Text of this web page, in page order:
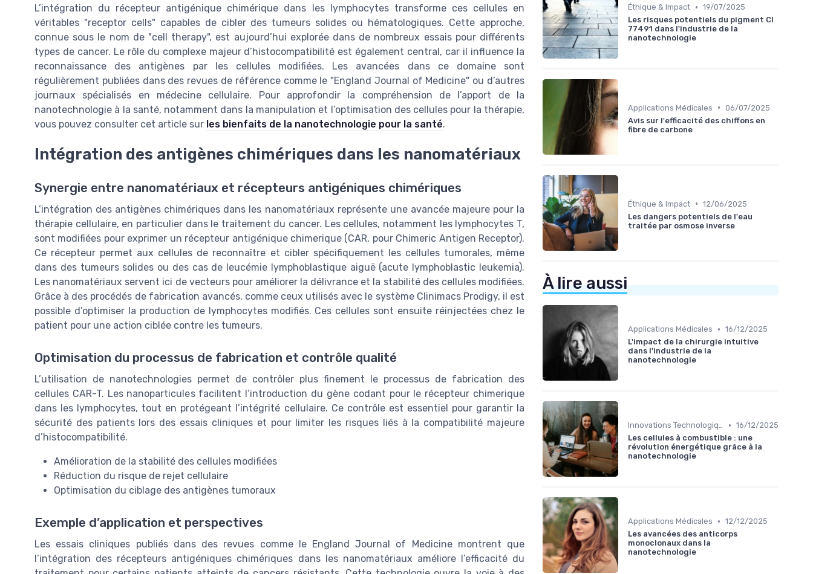
L’intégration du récepteur antigénique chimérique dans les lymphocytes transforme ces cellules en
véritables "receptor cells" capables de cibler des tumeurs solides ou hématologiques. Cette approche,
connue sous le nom de "cell therapy", est aujourd’hui explorée dans de nombreux essais pour différents
types de cancer. Le rôle du complexe majeur d’histocompatibilité est également central, car il influence la
reconnaissance des antigènes par les cellules modifiées. Les avancées dans ce domaine sont
régulièrement publiées dans des revues de référence comme le "England Journal of Medicine" ou d’autres
journaux spécialisés en médecine cellulaire. Pour approfondir la compréhension de l’apport de la
nanotechnologie à la santé, notamment dans la manipulation et l’optimisation des cellules pour la thérapie,
vous pouvez consulter cet article sur les bienfaits de la nanotechnologie pour la santé.
Intégration des antigènes chimériques dans les nanomatériaux
Synergie entre nanomatériaux et récepteurs antigéniques chimériques
L’intégration des antigènes chimériques dans les nanomatériaux représente une avancée majeure pour la
thérapie cellulaire, en particulier dans le traitement du cancer. Les cellules, notamment les lymphocytes T,
sont modifiées pour exprimer un récepteur antigénique chimerique (CAR, pour Chimeric Antigen Receptor).
Ce récepteur permet aux cellules de reconnaître et cibler spécifiquement les cellules tumorales, même
dans des tumeurs solides ou des cas de leucémie lymphoblastique aiguë (acute lymphoblastic leukemia).
Les nanomatériaux servent ici de vecteurs pour améliorer la délivrance et la stabilité des cellules modifiées.
Grâce à des procédés de fabrication avancés, comme ceux utilisés avec le système Clinimacs Prodigy, il est
possible d’optimiser la production de lymphocytes modifiés. Ces cellules sont ensuite réinjectées chez le
patient pour une action ciblée contre les tumeurs.
Optimisation du processus de fabrication et contrôle qualité
L’utilisation de nanotechnologies permet de contrôler plus finement le processus de fabrication des
cellules CAR-T. Les nanoparticules facilitent l’introduction du gène codant pour le récepteur chimerique
dans les lymphocytes, tout en protégeant l’intégrité cellulaire. Ce contrôle est essentiel pour garantir la
sécurité des patients lors des essais cliniques et pour limiter les risques liés à la compatibilité majeure
d’histocompatibilité.
Amélioration de la stabilité des cellules modifiées
Réduction du risque de rejet cellulaire
Optimisation du ciblage des antigènes tumoraux
Exemple d’application et perspectives
Les essais cliniques publiés dans des revues comme le England Journal of Medicine montrent que
l’intégration des récepteurs antigéniques chimériques dans les nanomatériaux améliore l’efficacité du
Éthique & Impact • 19/07/2025
Les risques potentiels du pigment CI
77491 dans l'industrie de la
nanotechnologie
Applications Médicales • 06/07/2025
Avis sur l'efficacité des chiffons en
fibre de carbone
Éthique & Impact • 12/06/2025
Les dangers potentiels de l'eau
traitée par osmose inverse
À lire aussi
Applications Médicales • 16/12/2025
L'impact de la chirurgie intuitive
dans l'industrie de la
nanotechnologie
Innovations Technologiques • 16/12/2025
Les cellules à combustible : une
révolution énergétique grâce à la
nanotechnologie
Applications Médicales • 12/12/2025
Les avancées des anticorps
monoclonaux dans la
nanotechnologie